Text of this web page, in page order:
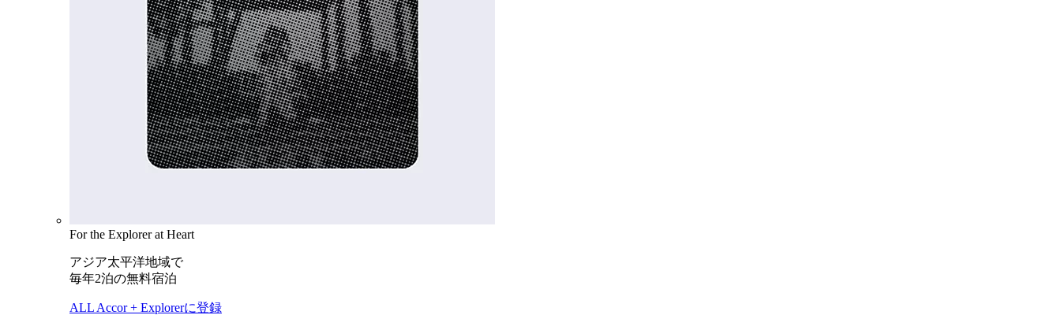
For the Explorer at Heart
アジア太平洋地域で
毎年2泊の無料宿泊
ALL Accor + Explorerに登録